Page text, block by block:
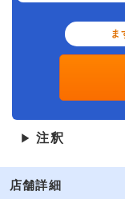
ま
▶ 注釈
店舗詳細